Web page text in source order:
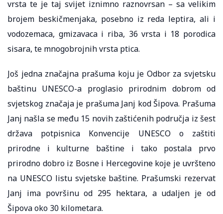
vrsta te je taj svijet iznimno raznovrsan – sa velikim
brojem beskičmenjaka, posebno iz reda leptira, ali i
vodozemaca, gmizavaca i riba, 36 vrsta i 18 porodica
sisara, te mnogobrojnih vrsta ptica.
Još jedna značajna prašuma koju je Odbor za svjetsku
baštinu UNESCO-a proglasio prirodnim dobrom od
svjetskog značaja je prašuma Janj kod Šipova. Prašuma
Janj našla se među 15 novih zaštićenih područja iz šest
država potpisnica Konvencije UNESCO o zaštiti
prirodne i kulturne baštine i tako postala prvo
prirodno dobro iz Bosne i Hercegovine koje je uvršteno
na UNESCO listu svjetske baštine. Prašumski rezervat
Janj ima površinu od 295 hektara, a udaljen je od
Šipova oko 30 kilometara.